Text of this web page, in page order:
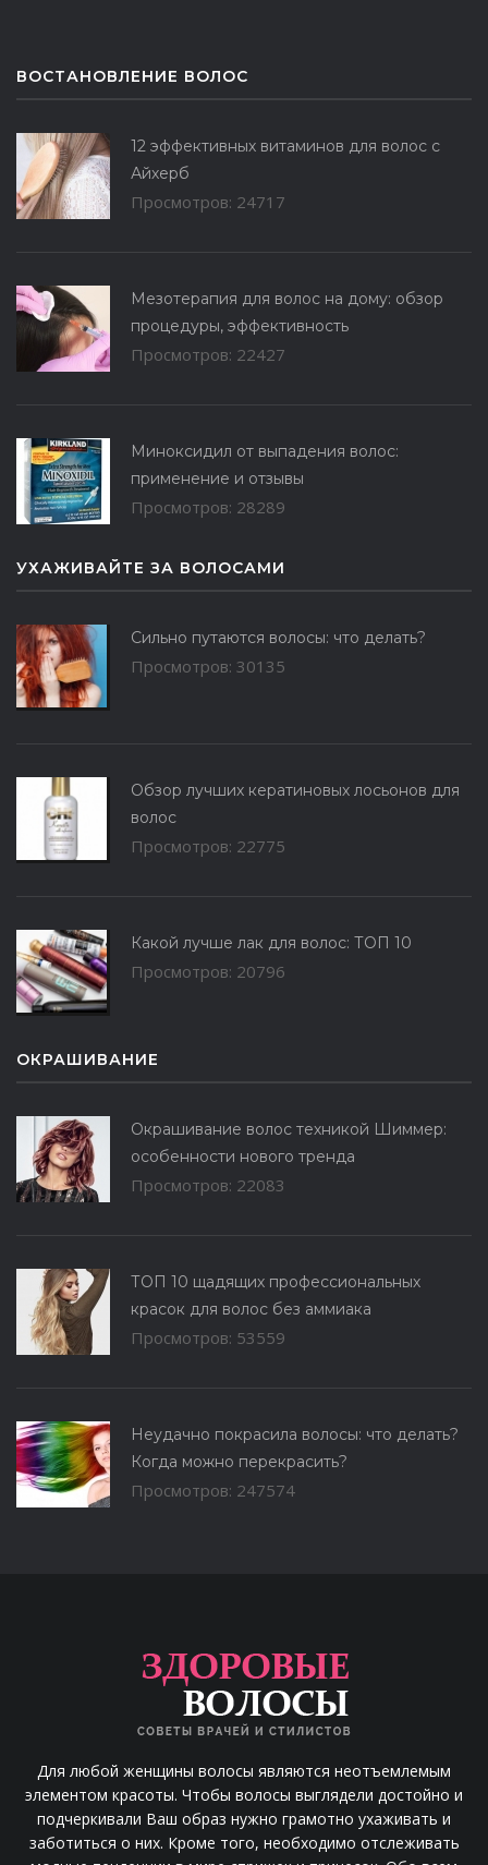
ВОСТАНОВЛЕНИЕ ВОЛОС
12 эффективных витаминов для волос с
Айхерб
Просмотров: 24717
Мезотерапия для волос на дому: обзор
процедуры, эффективность
Просмотров: 22427
Миноксидил от выпадения волос:
применение и отзывы
Просмотров: 28289
УХАЖИВАЙТЕ ЗА ВОЛОСАМИ
Сильно путаются волосы: что делать?
Просмотров: 30135
Обзор лучших кератиновых лосьонов для
волос
Просмотров: 22775
Какой лучше лак для волос: ТОП 10
Просмотров: 20796
ОКРАШИВАНИЕ
Окрашивание волос техникой Шиммер:
особенности нового тренда
Просмотров: 22083
ТОП 10 щадящих профессиональных
красок для волос без аммиака
Просмотров: 53559
Неудачно покрасила волосы: что делать?
Когда можно перекрасить?
Просмотров: 247574
Для любой женщины волосы являются неотъемлемым
элементом красоты. Чтобы волосы выглядели достойно и
подчеркивали Ваш образ нужно грамотно ухаживать и
заботиться о них. Кроме того, необходимо отслеживать